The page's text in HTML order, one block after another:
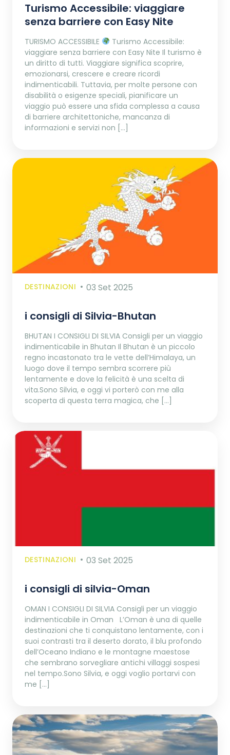
Turismo Accessibile: viaggiare
senza barriere con Easy Nite
TURISMO ACCESSIBILE
Turismo Accessibile:
viaggiare senza barriere con Easy Nite Il turismo è
un diritto di tutti. Viaggiare significa scoprire,
emozionarsi, crescere e creare ricordi
indimenticabili. Tuttavia, per molte persone con
disabilità o esigenze speciali, pianificare un
viaggio può essere una sfida complessa a causa
di barriere architettoniche, mancanza di
informazioni e servizi non […]
DESTINAZIONI 03 Set 2025
i consigli di Silvia-Bhutan
BHUTAN I CONSIGLI DI SILVIA Consigli per un viaggio
indimenticabile in Bhutan Il Bhutan è un piccolo
regno incastonato tra le vette dell’Himalaya, un
luogo dove il tempo sembra scorrere più
lentamente e dove la felicità è una scelta di
vita.Sono Silvia, e oggi vi porterò con me alla
scoperta di questa terra magica, che […]
DESTINAZIONI 03 Set 2025
i consigli di silvia-Oman
OMAN I CONSIGLI DI SILVIA Consigli per un viaggio
indimenticabile in Oman L’Oman è una di quelle
destinazioni che ti conquistano lentamente, con i
suoi contrasti tra il deserto dorato, il blu profondo
dell’Oceano Indiano e le montagne maestose
che sembrano sorvegliare antichi villaggi sospesi
nel tempo.Sono Silvia, e oggi voglio portarvi con
me […]